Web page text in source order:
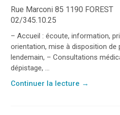
Rue Marconi 85 1190 FOREST
02/345.10.25
– Accueil : écoute, information,
orientation, mise à disposition de
lendemain, – Consultations
dépistage, ...
Continuer la lecture →